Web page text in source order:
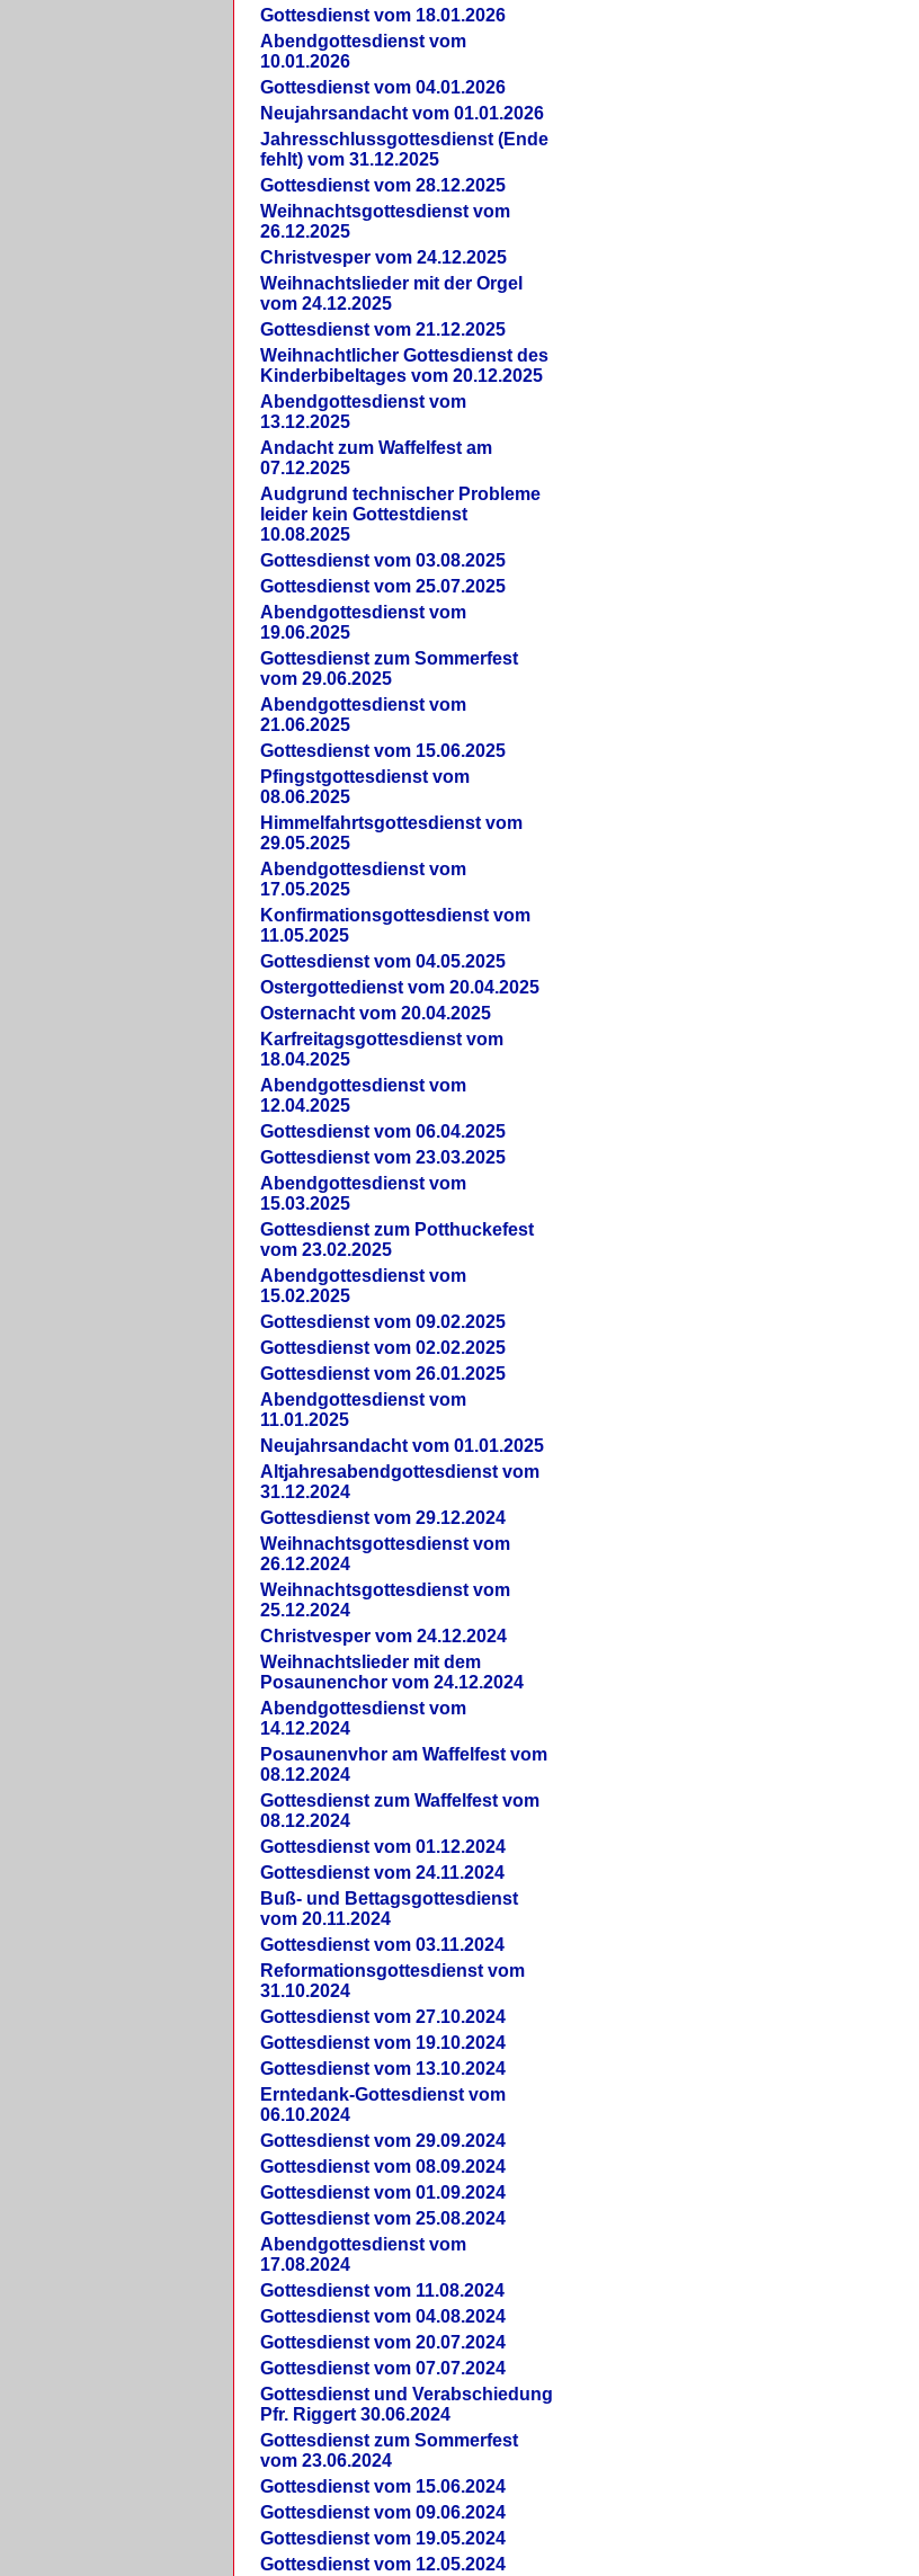
Gottesdienst vom 18.01.2026
Abendgottesdienst vom
10.01.2026
Gottesdienst vom 04.01.2026
Neujahrsandacht vom 01.01.2026
Jahresschlussgottesdienst (Ende
fehlt) vom 31.12.2025
Gottesdienst vom 28.12.2025
Weihnachtsgottesdienst vom
26.12.2025
Christvesper vom 24.12.2025
Weihnachtslieder mit der Orgel
vom 24.12.2025
Gottesdienst vom 21.12.2025
Weihnachtlicher Gottesdienst des
Kinderbibeltages vom 20.12.2025
Abendgottesdienst vom
13.12.2025
Andacht zum Waffelfest am
07.12.2025
Audgrund technischer Probleme
leider kein Gottestdienst
10.08.2025
Gottesdienst vom 03.08.2025
Gottesdienst vom 25.07.2025
Abendgottesdienst vom
19.06.2025
Gottesdienst zum Sommerfest
vom 29.06.2025
Abendgottesdienst vom
21.06.2025
Gottesdienst vom 15.06.2025
Pfingstgottesdienst vom
08.06.2025
Himmelfahrtsgottesdienst vom
29.05.2025
Abendgottesdienst vom
17.05.2025
Konfirmationsgottesdienst vom
11.05.2025
Gottesdienst vom 04.05.2025
Ostergottedienst vom 20.04.2025
Osternacht vom 20.04.2025
Karfreitagsgottesdienst vom
18.04.2025
Abendgottesdienst vom
12.04.2025
Gottesdienst vom 06.04.2025
Gottesdienst vom 23.03.2025
Abendgottesdienst vom
15.03.2025
Gottesdienst zum Potthuckefest
vom 23.02.2025
Abendgottesdienst vom
15.02.2025
Gottesdienst vom 09.02.2025
Gottesdienst vom 02.02.2025
Gottesdienst vom 26.01.2025
Abendgottesdienst vom
11.01.2025
Neujahrsandacht vom 01.01.2025
Altjahresabendgottesdienst vom
31.12.2024
Gottesdienst vom 29.12.2024
Weihnachtsgottesdienst vom
26.12.2024
Weihnachtsgottesdienst vom
25.12.2024
Christvesper vom 24.12.2024
Weihnachtslieder mit dem
Posaunenchor vom 24.12.2024
Abendgottesdienst vom
14.12.2024
Posaunenvhor am Waffelfest vom
08.12.2024
Gottesdienst zum Waffelfest vom
08.12.2024
Gottesdienst vom 01.12.2024
Gottesdienst vom 24.11.2024
Buß- und Bettagsgottesdienst
vom 20.11.2024
Gottesdienst vom 03.11.2024
Reformationsgottesdienst vom
31.10.2024
Gottesdienst vom 27.10.2024
Gottesdienst vom 19.10.2024
Gottesdienst vom 13.10.2024
Erntedank-Gottesdienst vom
06.10.2024
Gottesdienst vom 29.09.2024
Gottesdienst vom 08.09.2024
Gottesdienst vom 01.09.2024
Gottesdienst vom 25.08.2024
Abendgottesdienst vom
17.08.2024
Gottesdienst vom 11.08.2024
Gottesdienst vom 04.08.2024
Gottesdienst vom 20.07.2024
Gottesdienst vom 07.07.2024
Gottesdienst und Verabschiedung
Pfr. Riggert 30.06.2024
Gottesdienst zum Sommerfest
vom 23.06.2024
Gottesdienst vom 15.06.2024
Gottesdienst vom 09.06.2024
Gottesdienst vom 19.05.2024
Gottesdienst vom 12.05.2024